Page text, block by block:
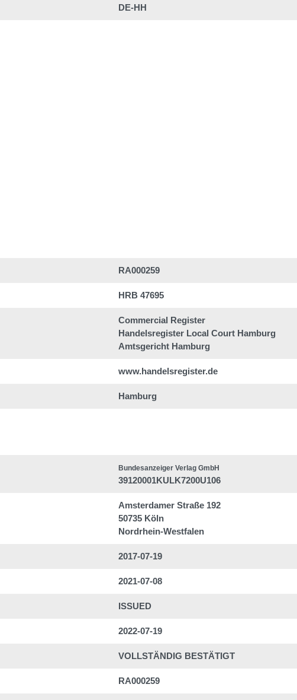
DE-HH
RA000259
HRB 47695
Commercial Register
Handelsregister Local Court Hamburg
Amtsgericht Hamburg
www.handelsregister.de
Hamburg
Bundesanzeiger Verlag GmbH
39120001KULK7200U106
Amsterdamer Straße 192
50735 Köln
Nordrhein-Westfalen
2017-07-19
2021-07-08
ISSUED
2022-07-19
VOLLSTÄNDIG BESTÄTIGT
RA000259